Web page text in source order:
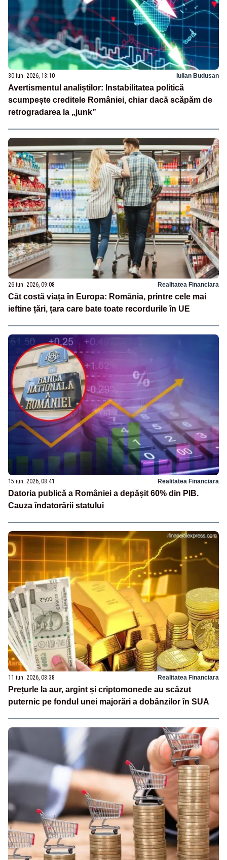
30 iun. 2026, 13:10 Iulian Budusan
Avertismentul analiștilor: Instabilitatea politică
scumpește creditele României, chiar dacă scăpăm de
retrogradarea la „junk”
26 iun. 2026, 09:08 Realitatea Financiara
Cât costă viața în Europa: România, printre cele mai
ieftine țări, țara care bate toate recordurile în UE
15 iun. 2026, 08:41 Realitatea Financiara
Datoria publică a României a depășit 60% din PIB.
Cauza îndatorării statului
11 iun. 2026, 08:38 Realitatea Financiara
Prețurle la aur, argint și criptomonede au scăzut
puternic pe fondul unei majorări a dobânzilor în SUA